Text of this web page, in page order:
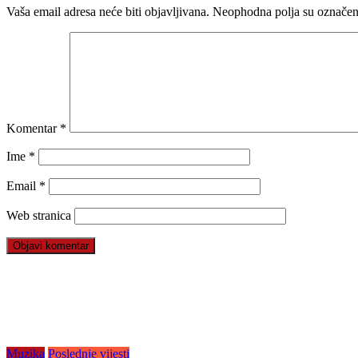
Vaša email adresa neće biti objavljivana. Neophodna polja su
Komentar *
Ime *
Email *
Web stranica
Muzika Poslednje vijesti